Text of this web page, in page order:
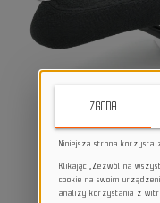
ZGODA
Niniejsza strona korzysta
Klikając „Zezwól na
cookie na swoim
analizy korzystania z